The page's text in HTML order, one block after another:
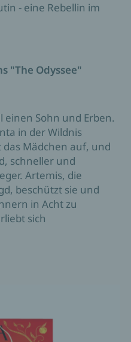
- eine Rebellin im
"The Odyssee"
einen Sohn und Erben.
in der Wildnis
das Mädchen auf, und
schneller und
Artemis, die
beschützt sie und
in Acht zu
sich